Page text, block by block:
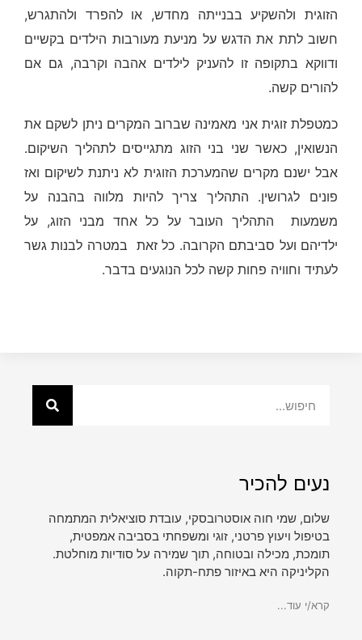
הזוגית ולהשקיע בבנייתה מחדש, או להפרד ולהתגרש,
חשוב לתת את הדגש על מניעת מעורבות הילדים בקשיים
ודווקא בתקופה זו להעניק לילדים אהבה וקרבה, גם אם
להורים קשה.
כמטפלת זוגית אני מאמינה שברוב המקרים ניתן לשקם את
הנשואין, כאשר שני בני הזוג מתגייסים לתהליך השיקום.
אבל ישנם מקרים שהמערכת הזוגית לא ניתנת לשיקום ואז
פונים לגרושין. התהליך צריך להיות מלווה בהבנה על
משמעות התהליך העובר על כל אחד מבני הזוג, על
ילדיהם ועל סביבתם הקרובה. כל זאת במטרה לבנות גשר
לעתיד וחוויה פחות קשה לכל הנוגעים בדבר.
נעים להכיר
שלום, שמי חוה אוסטרובסקי, עובדת סוציאלית המתמחה
בטיפול ויעוץ פרטני, זוגי ומשפחתי בסביבה אמפטית,
תומכת, מכילה ובטוחה, תוך שמירה על סודיות מוחלטת.
הקליניקה היא באיזור פתח-תקוה.
קרא/י עוד...